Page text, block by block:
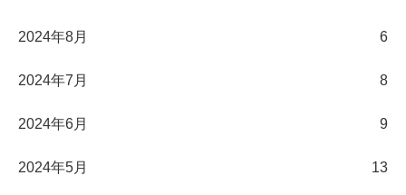
2024年8月 6
2024年7月 8
2024年6月 9
2024年5月 13